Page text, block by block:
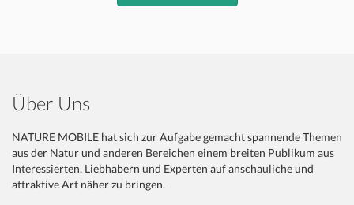
Über Uns
NATURE MOBILE hat sich zur Aufgabe gemacht spannende Themen
aus der Natur und anderen Bereichen einem breiten Publikum aus
Interessierten, Liebhabern und Experten auf anschauliche und
attraktive Art näher zu bringen.